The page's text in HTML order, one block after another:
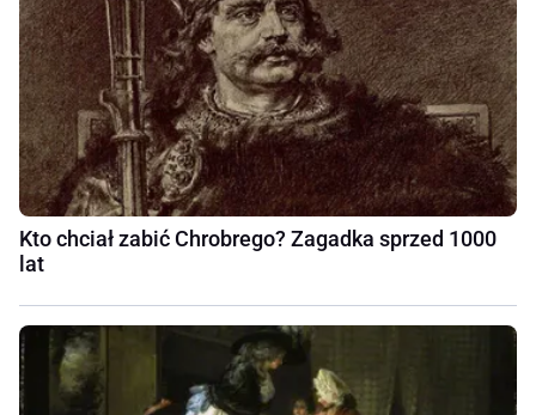
Kto chciał zabić Chrobrego? Zagadka sprzed 1000
lat